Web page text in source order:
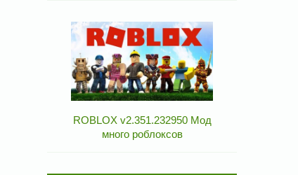
ROBLOX v2.351.232950 Мод
много роблоксов